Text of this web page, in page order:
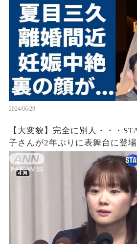
まらない…！
2024/06/29
【大変貌】完全に別人・・・
子さんが2年ぶりに表舞台に登
騒然！